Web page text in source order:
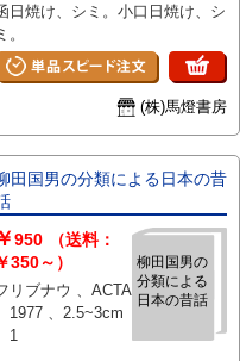
日焼け、シミ。小口日焼け、シ
。
(株)馬燈書房
田国男の分類による日本の昔
柳田国男の
分類による
日本の昔話
￥950
（送料：
350～）
リブナウ 、ACTA
、1977 、2.5~3cm
、1